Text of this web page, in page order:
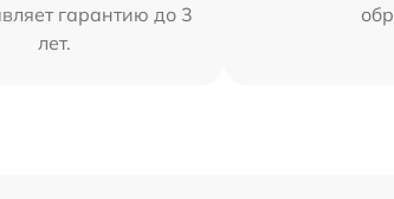
гарантию до 3
лет.